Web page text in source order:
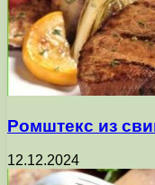
Ромштекс из
12.12.2024